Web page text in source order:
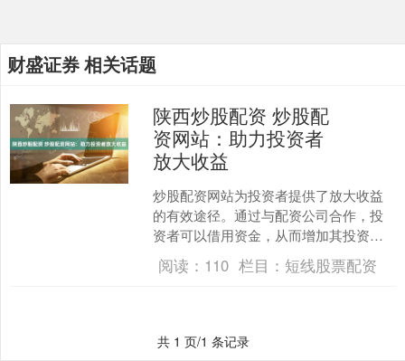
财盛证券 相关话题
陕西炒股配资 炒股配
资网站：助力投资者
放大收益
炒股配资网站为投资者提供了放大收益
的有效途径。通过与配资公司合作，投
资者可以借用资金，从而增加其投资规
模。这可以显著提高潜在收益，但同时
也会增加风险。 1. *....
阅读： 110 栏目： 短线股票配资
共 1 页/1 条记录